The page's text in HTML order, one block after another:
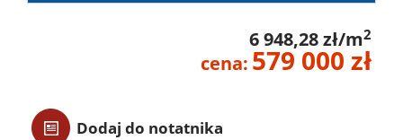
Usługi
6 948,28 zł/m2
cena: 579 000 zł
Dodaj do notatnika